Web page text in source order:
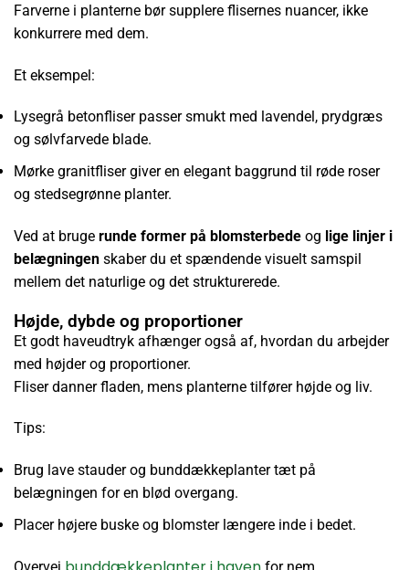
Farverne i planterne bør supplere flisernes nuancer, ikke
konkurrere med dem.
Et eksempel:
Lysegrå betonfliser passer smukt med lavendel, prydgræs
og sølvfarvede blade.
Mørke granitfliser giver en elegant baggrund til røde roser
og stedsegrønne planter.
Ved at bruge runde former på blomsterbede og lige linjer i
belægningen skaber du et spændende visuelt samspil
mellem det naturlige og det strukturerede.
Højde, dybde og proportioner
Et godt haveudtryk afhænger også af, hvordan du arbejder
med højder og proportioner.
Fliser danner fladen, mens planterne tilfører højde og liv.
Tips:
Brug lave stauder og bunddækkeplanter tæt på
belægningen for en blød overgang.
Placer højere buske og blomster længere inde i bedet.
Overvej for nem